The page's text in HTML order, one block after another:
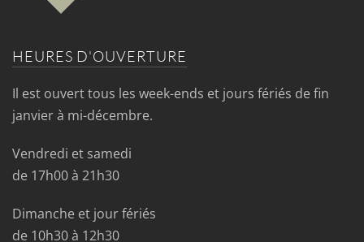
HEURES D'OUVERTURE
Il est ouvert tous les week-ends et jours fériés de fin
janvier à mi-décembre.
Vendredi et samedi
de 17h00 à 21h30
Dimanche et jour fériés
de 10h30 à 12h30